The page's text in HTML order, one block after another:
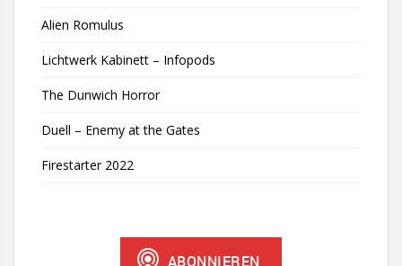
Alien Romulus
Lichtwerk Kabinett – Infopods
The Dunwich Horror
Duell – Enemy at the Gates
Firestarter 2022